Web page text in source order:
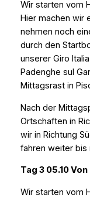
Wir starten vom
Hier machen wir
nehmen noch
durch den
unserer Giro
Padenghe sul
Mittagsrast in
Nach der
Ortschaften in
wir in Richtung
fahren weiter bis
Tag 3 05.10
Wir starten vom